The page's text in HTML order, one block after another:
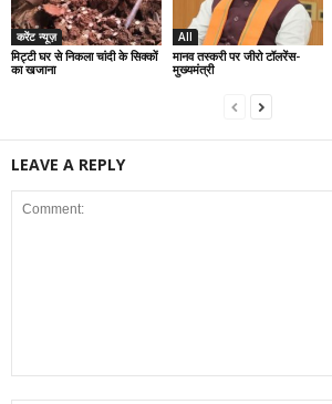
करेंट न्यूज़
मिट्टी घर से निकला चांदी के सिक्कों
का खजाना
All
मानव तस्करी पर जीरो टॉलरेंस-
मुख्यमंत्री
LEAVE A REPLY